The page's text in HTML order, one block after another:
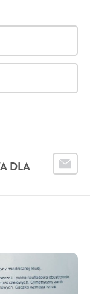
DLA